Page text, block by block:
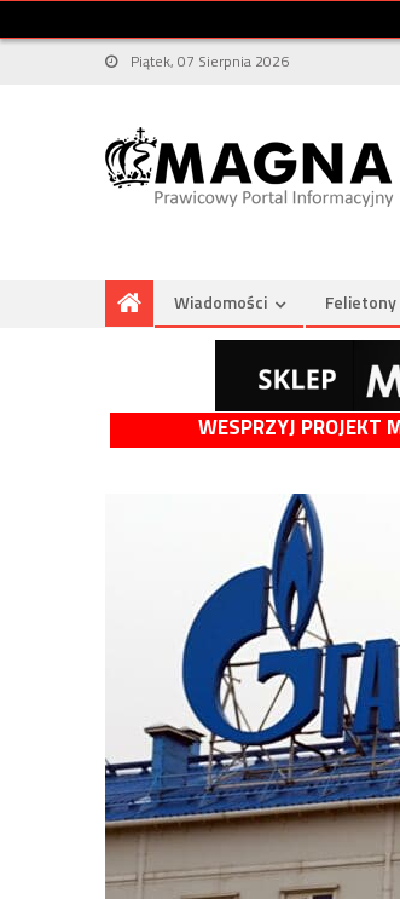
Piątek, 07 Sierpnia 2026
Wiadomości Felietony
WESPRZYJ PROJEKT